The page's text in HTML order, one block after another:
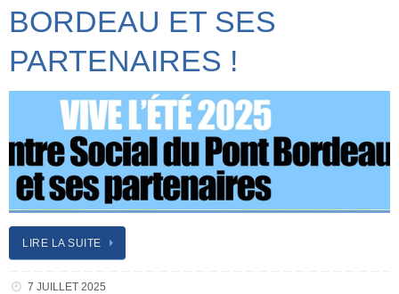
BORDEAU ET SES
PARTENAIRES !
LIRE LA SUITE
7 JUILLET 2025